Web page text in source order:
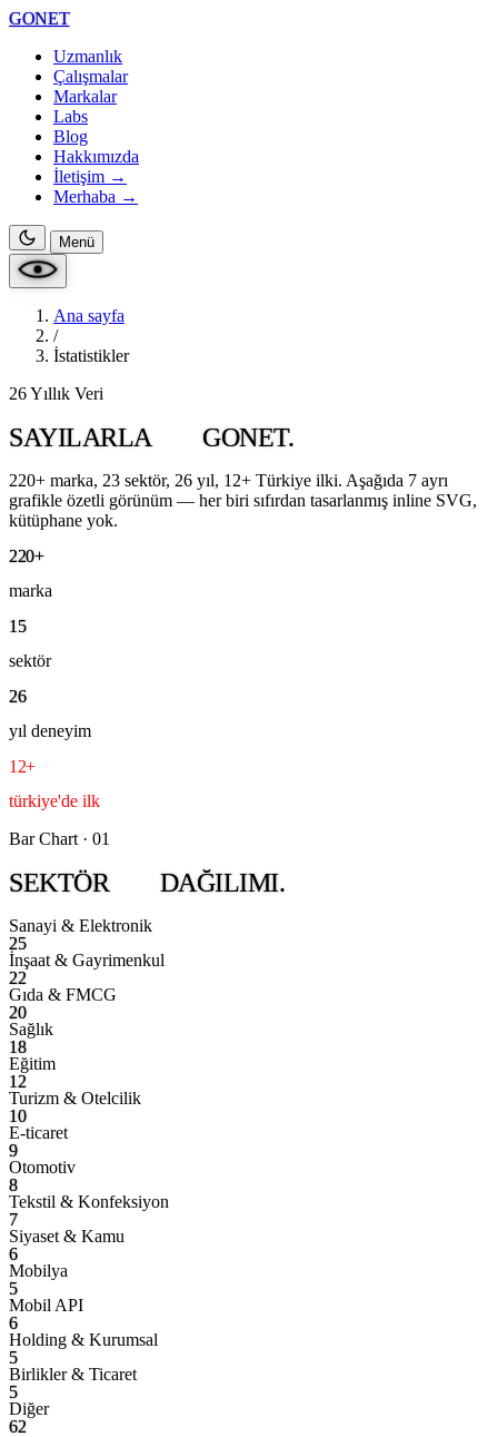
GONET
Uzmanlık
Çalışmalar
Markalar
Labs
Blog
Hakkımızda
İletişim →
Merhaba →
Menü
Ana sayfa
/
İstatistikler
26 Yıllık Veri
SAYILARLA GONET.
220+ marka, 23 sektör, 26 yıl, 12+ Türkiye ilki. Aşağıda 7 ayrı
grafikle özetli görünüm — her biri sıfırdan tasarlanmış inline SVG,
kütüphane yok.
220+
marka
15
sektör
26
yıl deneyim
12+
türkiye'de ilk
Bar Chart · 01
SEKTÖR DAĞILIMI.
Sanayi & Elektronik
25
İnşaat & Gayrimenkul
22
Gıda & FMCG
20
Sağlık
18
Eğitim
12
Turizm & Otelcilik
10
E-ticaret
9
Otomotiv
8
Tekstil & Konfeksiyon
7
Siyaset & Kamu
6
Mobilya
5
Mobil API
6
Holding & Kurumsal
5
Birlikler & Ticaret
5
Diğer
62